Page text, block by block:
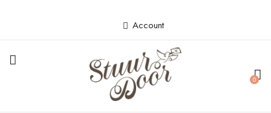
Account
0
BE THE FIRST TO REVIEW
“BEDANKT MEESTER BOEK MET